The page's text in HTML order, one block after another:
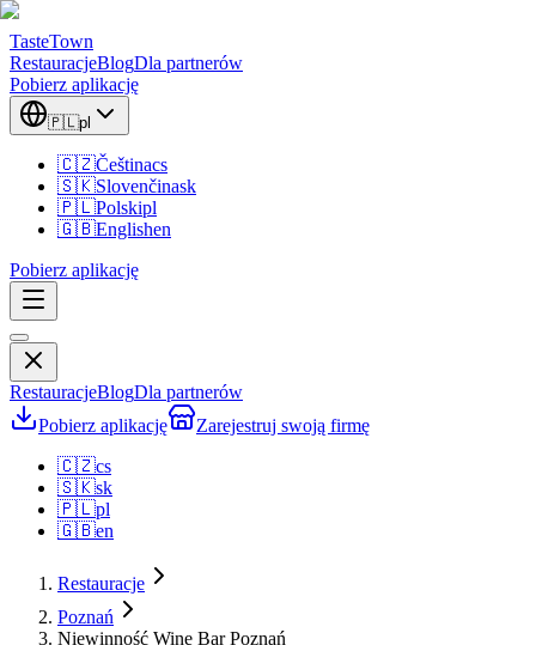
TasteTown
RestauracjeBlogDla partnerów
Pobierz aplikację
🇵🇱pl
🇨🇿Češtinacs
🇸🇰Slovenčinask
🇵🇱Polskipl
🇬🇧Englishen
Pobierz aplikację
RestauracjeBlogDla partnerów
Pobierz aplikację
Zarejestruj swoją firmę
🇨🇿cs
🇸🇰sk
🇵🇱pl
🇬🇧en
Restauracje
Poznań
Niewinność Wine Bar Poznań